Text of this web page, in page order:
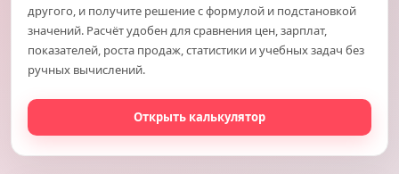
другого, и получите решение с формулой и подстановкой
значений. Расчёт удобен для сравнения цен, зарплат,
показателей, роста продаж, статистики и учебных задач без
ручных вычислений.
Открыть калькулятор